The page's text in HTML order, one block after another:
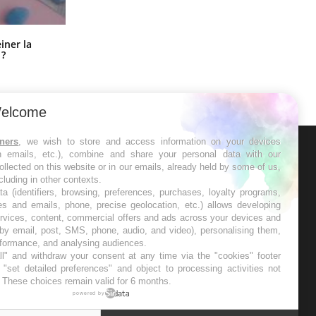
la
les semaines les meilleures
, we wish to store and access information on your devices
emails, etc.), combine and share your personal data with our
on this website or in our emails, already held by some of us,
in other contexts.
(identifiers, browsing, preferences, purchases, loyalty programs,
and emails, phone, precise geolocation, etc.) allows developing
content, commercial offers and ads across your devices and
email, post, SMS, phone, audio, and video), personalising them,
and analysing audiences.
and withdraw your consent at any time via the "cookies" footer
detailed preferences" and object to processing activities not
choices remain valid for 6 months.
powered by